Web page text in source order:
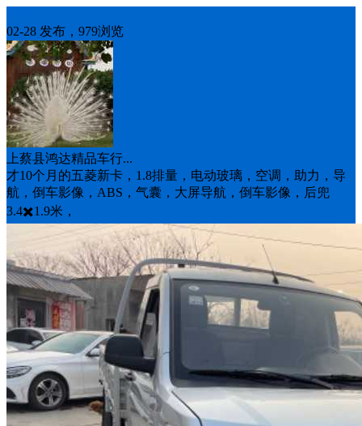
02-28 发布，979浏览
上蔡县鸿达精品车行...
才10个月的五菱新卡，1.8排量，电动玻璃，空调，助力，导
航，倒车影像，ABS，气囊，大屏导航，倒车影像，后兜
3.4✖️1.9米，